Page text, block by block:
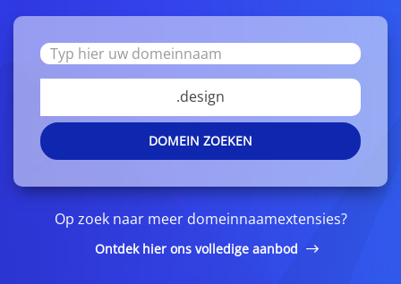
.design
DOMEIN ZOEKEN
Op zoek naar meer domeinnaamextensies?
Ontdek hier ons volledige aanbod